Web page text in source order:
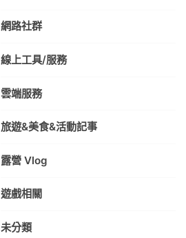
網路社群
線上工具/服務
雲端服務
旅遊&美食&活動記事
露營 Vlog
遊戲相關
未分類